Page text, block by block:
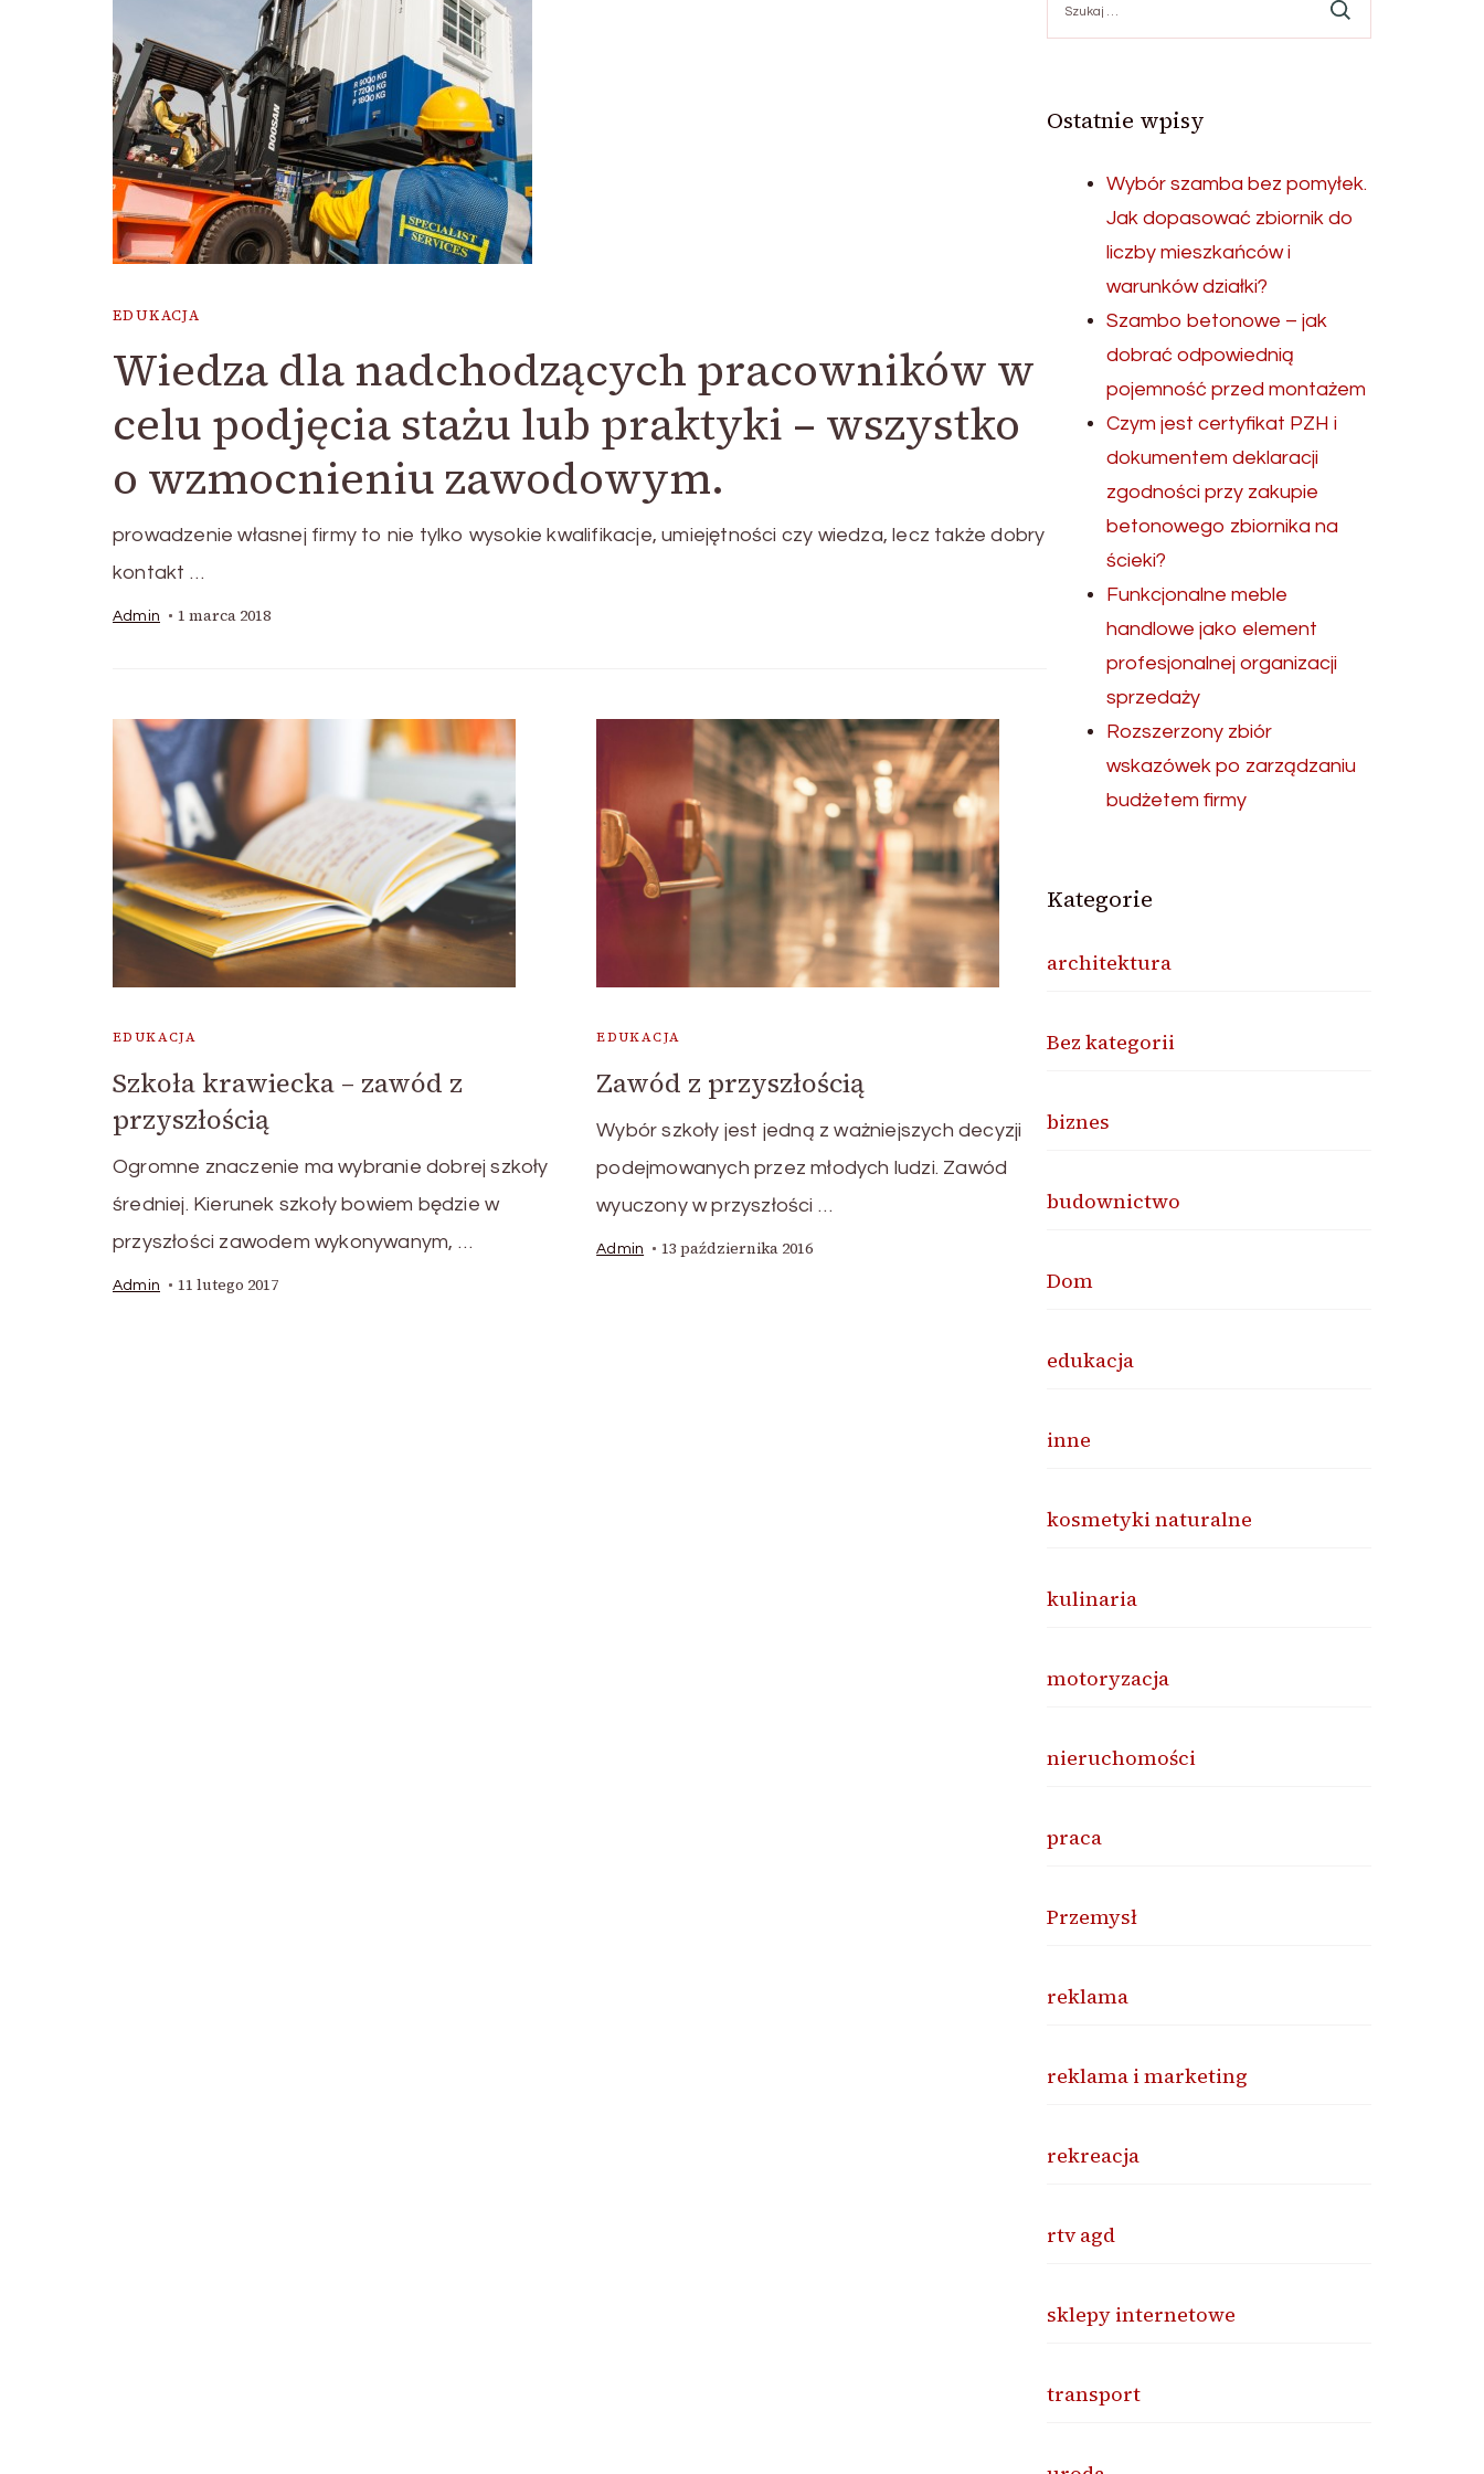
EDUKACJA
Wiedza dla nadchodzących pracowników w
celu podjęcia stażu lub praktyki – wszystko
o wzmocnieniu zawodowym.
prowadzenie własnej firmy to nie tylko wysokie kwalifikacje, umiejętności czy wiedza, lecz także dobry
kontakt …
Admin 1 marca 2018
EDUKACJA
Szkoła krawiecka – zawód z
przyszłością
Ogromne znaczenie ma wybranie dobrej szkoły
średniej. Kierunek szkoły bowiem będzie w
przyszłości zawodem wykonywanym, …
Admin 11 lutego 2017
EDUKACJA
Zawód z przyszłością
Wybór szkoły jest jedną z ważniejszych decyzji
podejmowanych przez młodych ludzi. Zawód
wyuczony w przyszłości …
Admin 13 października 2016
Ostatnie wpisy
Wybór szamba bez pomyłek.
Jak dopasować zbiornik do
liczby mieszkańców i
warunków działki?
Szambo betonowe – jak
dobrać odpowiednią
pojemność przed montażem
Czym jest certyfikat PZH i
dokumentem deklaracji
zgodności przy zakupie
betonowego zbiornika na
ścieki?
Funkcjonalne meble
handlowe jako element
profesjonalnej organizacji
sprzedaży
Rozszerzony zbiór
wskazówek po zarządzaniu
budżetem firmy
Kategorie
architektura
Bez kategorii
biznes
budownictwo
Dom
edukacja
inne
kosmetyki naturalne
kulinaria
motoryzacja
nieruchomości
praca
Przemysł
reklama
reklama i marketing
rekreacja
rtv agd
sklepy internetowe
transport